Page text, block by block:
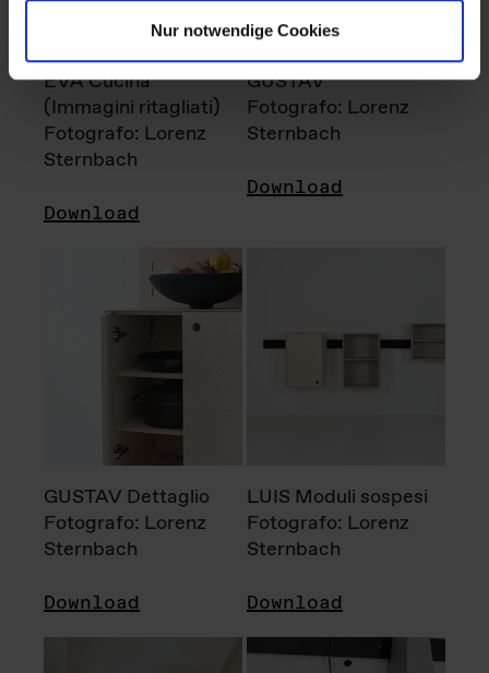
Nur notwendige Cookies
EVA Cucina
(Immagini ritagliati)
Fotografo: Lorenz
Sternbach
Download
GUSTAV
Fotografo: Lorenz
Sternbach
Download
GUSTAV Dettaglio
Fotografo: Lorenz
Sternbach
Download
LUIS Moduli sospesi
Fotografo: Lorenz
Sternbach
Download